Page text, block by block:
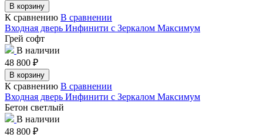
В корзину
К сравнению В сравнении
Входная дверь Инфинити с Зеркалом Максимум
Грей софт
В наличии
48 800 ₽
В корзину
К сравнению В сравнении
Входная дверь Инфинити с Зеркалом Максимум
Бетон светлый
В наличии
48 800 ₽